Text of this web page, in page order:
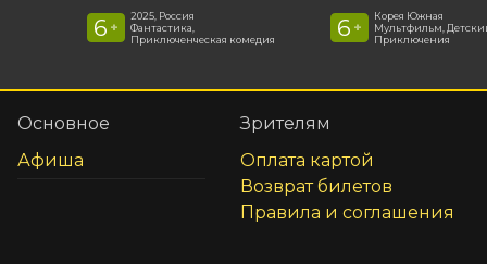
6 +
2025, Россия
Фантастика,
Приключенческая комедия
6 +
Корея Южная
Мультфильм,
Приключения
Основное
Афиша
Зрителям
Оплата картой
Возврат билетов
Правила и соглашения